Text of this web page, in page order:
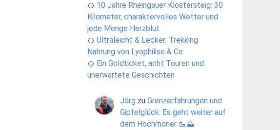
10 Jahre Rheingauer Klostersteig: 30
Kilometer, charaktervolles Wetter und
jede Menge Herzblut
Ultraleicht & Lecker: Trekking
Nahrung von Lyophilise & Co
Ein Goldticket, acht Touren und
unerwartete Geschichten
Jörg zu Grenzerfahrungen und
Gipfelglück: Es geht weiter auf
dem Hochrhöner 🥾⛰️